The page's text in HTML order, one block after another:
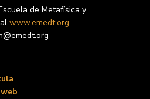
de Metafísica y
www.emedt.org